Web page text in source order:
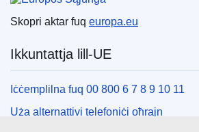
Skopri aktar fuq europa.eu
Ikkuntattja lill-UE
Iċċemplilna fuq 00 800 6 7 8 9 10 11
Uża alternattivi telefoniċi oħrajn